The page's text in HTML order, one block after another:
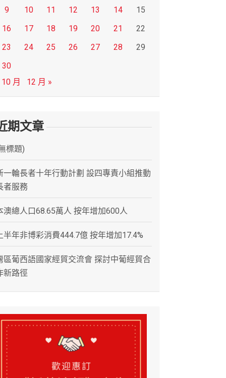
9
10 11 12 13 14
15
16
17 18 19 20 21
22
23
24 25 26 27 28
29
30
月
12 月 »
期文章
標題)
一輪長者十年行動計劃 設四專責小組推動
者服務
澳總人口68.65萬人 按年增加600人
半年非博彩消費444.7億 按年增加17.4%
區葡西語國家經貿交流會 探討中葡經貿合
新路徑